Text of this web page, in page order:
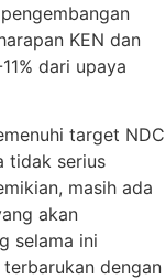
KEN dan
dari upaya
target NDC
tidak serius
masih ada
akan
selama ini
dengan